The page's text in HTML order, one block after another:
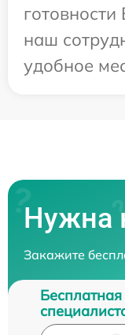
наш
удобное
Нужна
Закажите